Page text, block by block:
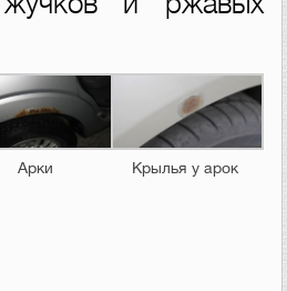
Арки Крылья у арок